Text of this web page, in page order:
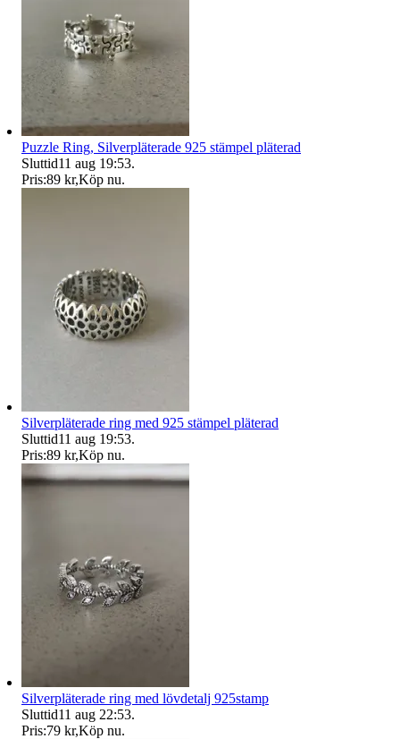
Puzzle Ring, Silverpläterade 925 stämpel pläterad
Sluttid11 aug 19:53.
Pris:89 kr,Köp nu.
Silverpläterade ring med 925 stämpel pläterad
Sluttid11 aug 19:53.
Pris:89 kr,Köp nu.
Silverpläterade ring med lövdetalj 925stamp
Sluttid11 aug 22:53.
Pris:79 kr,Köp nu.